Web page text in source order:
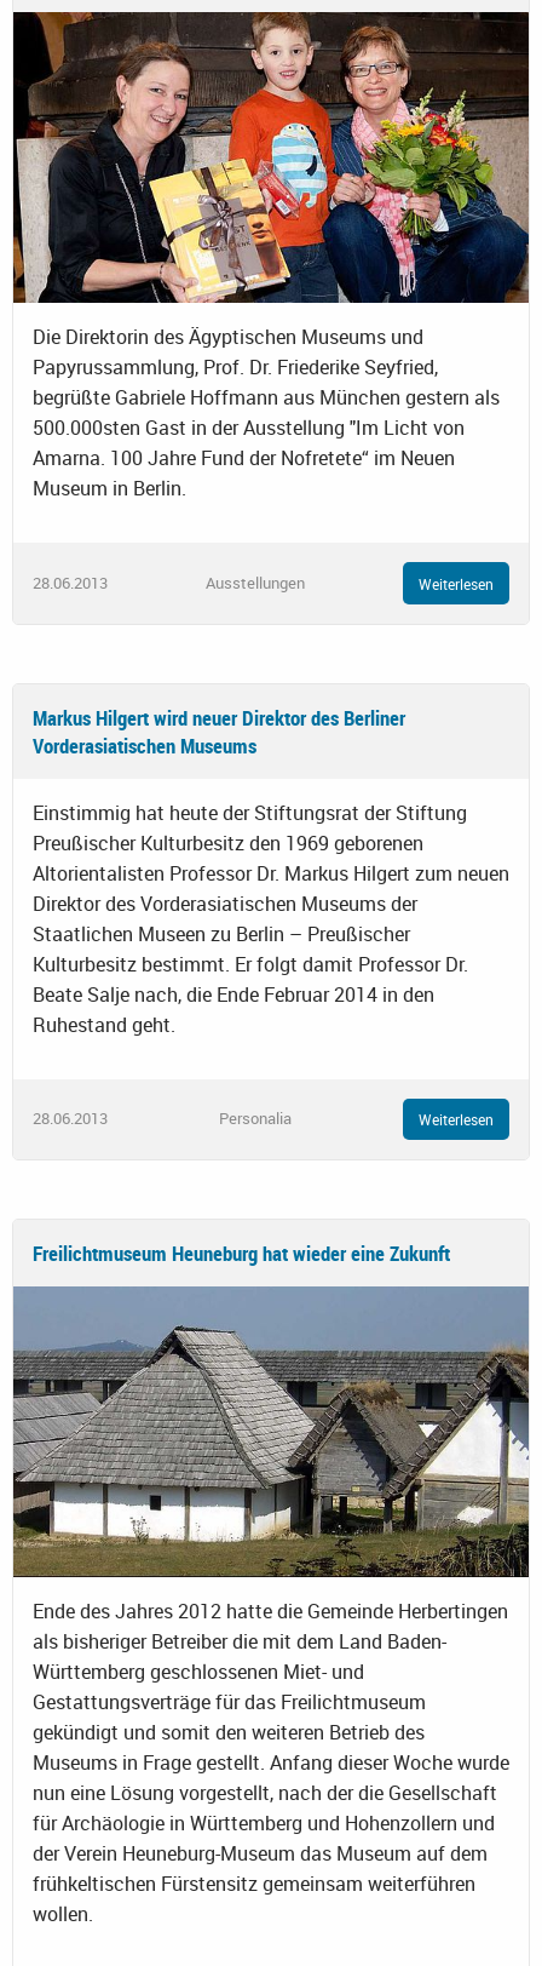
Die Direktorin des Ägyptischen Museums und
Papyrussammlung, Prof. Dr. Friederike Seyfried,
begrüßte Gabriele Hoffmann aus München gestern als
500.000sten Gast in der Ausstellung "Im Licht von
Amarna. 100 Jahre Fund der Nofretete“ im Neuen
Museum in Berlin.
28.06.2013 Ausstellungen Weiterlesen
Markus Hilgert wird neuer Direktor des Berliner
Vorderasiatischen Museums
Einstimmig hat heute der Stiftungsrat der Stiftung
Preußischer Kulturbesitz den 1969 geborenen
Altorientalisten Professor Dr. Markus Hilgert zum neuen
Direktor des Vorderasiatischen Museums der
Staatlichen Museen zu Berlin – Preußischer
Kulturbesitz bestimmt. Er folgt damit Professor Dr.
Beate Salje nach, die Ende Februar 2014 in den
Ruhestand geht.
28.06.2013 Personalia Weiterlesen
Freilichtmuseum Heuneburg hat wieder eine Zukunft
Ende des Jahres 2012 hatte die Gemeinde Herbertingen
als bisheriger Betreiber die mit dem Land Baden-
Württemberg geschlossenen Miet- und
Gestattungsverträge für das Freilichtmuseum
gekündigt und somit den weiteren Betrieb des
Museums in Frage gestellt. Anfang dieser Woche wurde
nun eine Lösung vorgestellt, nach der die Gesellschaft
für Archäologie in Württemberg und Hohenzollern und
der Verein Heuneburg-Museum das Museum auf dem
frühkeltischen Fürstensitz gemeinsam weiterführen
wollen.